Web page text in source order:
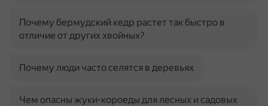
Почему бермудский кедр растет так быстро в
отличие от других хвойных?
Почему люди часто селятся в деревьях
Чем опасны жуки-короеды для лесных и садовых